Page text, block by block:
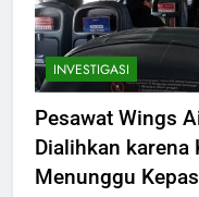
INVESTIGASI
Pesawat Wings
Dialihkan karena
Menunggu